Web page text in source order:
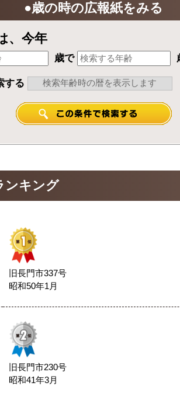
●歳の時の広報紙をみる
、今年
歳で
する
ンキング
旧長門市337号
昭和50年1月
旧長門市230号
昭和41年3月